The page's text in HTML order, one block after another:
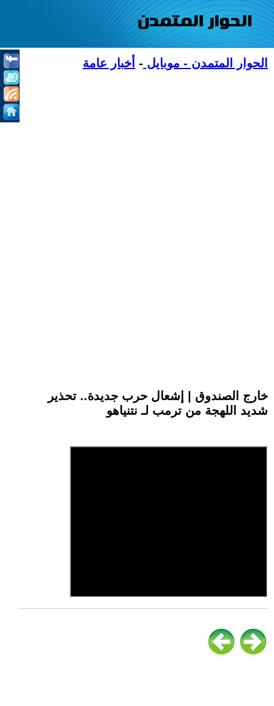
الحوار المتمدن - موبايل - أخبار عامة
خارج الصندوق | إشعال حرب جديدة.. تحذير
شديد اللهجة من ترمب لـ نتنياهو